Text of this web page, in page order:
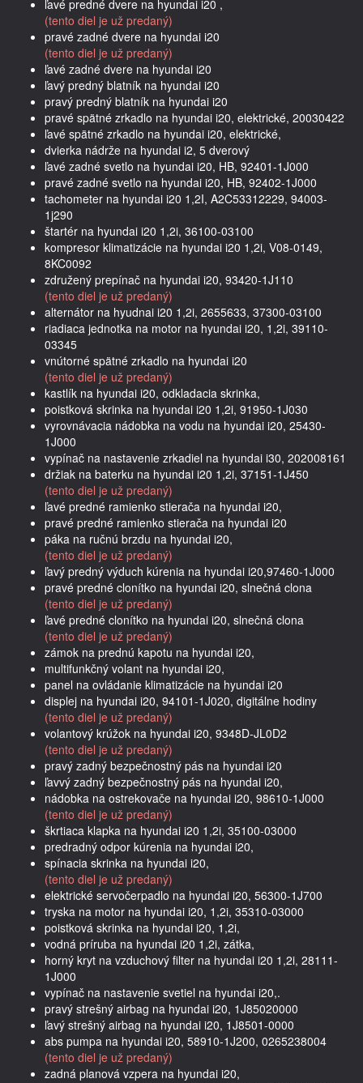
ľavé predné dvere na hyundai i20 ,
(tento diel je už predaný)
pravé zadné dvere na hyundai i20
(tento diel je už predaný)
ľavé zadné dvere na hyundai i20
ľavý predný blatník na hyundai i20
pravý predný blatník na hyundai i20
pravé spätné zrkadlo na hyundai i20, elektrické, 20030422
ľavé spätné zrkadlo na hyundai i20, elektrické,
dvierka nádrže na hyundai i2, 5 dverový
ľavé zadné svetlo na hyundai i20, HB, 92401-1J000
pravé zadné svetlo na hyundai i20, HB, 92402-1J000
tachometer na hyundai i20 1,2I, A2C53312229, 94003-
1j290
štartér na hyundai i20 1,2i, 36100-03100
kompresor klimatizácie na hyundai i20 1,2i, V08-0149,
8KC0092
združený prepínač na hyundai i20, 93420-1J110
(tento diel je už predaný)
alternátor na hyudnai i20 1,2i, 2655633, 37300-03100
riadiaca jednotka na motor na hyundai i20, 1,2i, 39110-
03345
vnútorné spätné zrkadlo na hyundai i20
(tento diel je už predaný)
kastlík na hyundai i20, odkladacia skrinka,
poistková skrinka na hyundai i20 1,2i, 91950-1J030
vyrovnávacia nádobka na vodu na hyundai i20, 25430-
1J000
vypínač na nastavenie zrkadiel na hyundai i30, 202008161
držiak na baterku na hyundai i20 1,2i, 37151-1J450
(tento diel je už predaný)
ľavé predné ramienko stierača na hyundai i20,
pravé predné ramienko stierača na hyundai i20
páka na ručnú brzdu na hyundai i20,
(tento diel je už predaný)
ľavý predný výduch kúrenia na hyundai i20,97460-1J000
pravé predné clonítko na hyundai i20, slnečná clona
(tento diel je už predaný)
ľavé predné clonítko na hyundai i20, slnečná clona
(tento diel je už predaný)
zámok na prednú kapotu na hyundai i20,
multifunkčný volant na hyundai i20,
panel na ovládanie klimatizácie na hyundai i20
displej na hyundai i20, 94101-1J020, digitálne hodiny
(tento diel je už predaný)
volantový krúžok na hyundai i20, 9348D-JL0D2
(tento diel je už predaný)
pravý zadný bezpečnostný pás na hyundai i20
ľavvý zadný bezpečnostný pás na hyundai i20,
nádobka na ostrekovače na hyundai i20, 98610-1J000
(tento diel je už predaný)
škrtiaca klapka na hyundai i20 1,2i, 35100-03000
predradný odpor kúrenia na hyundai i20,
spínacia skrinka na hyundai i20,
(tento diel je už predaný)
elektrické servočerpadlo na hyundai i20, 56300-1J700
tryska na motor na hyundai i20, 1,2i, 35310-03000
poistková skrinka na hyundai i20, 1,2i,
vodná príruba na hyundai i20 1,2i, zátka,
horný kryt na vzduchový filter na hyundai i20 1,2i, 28111-
1J000
vypínač na nastavenie svetiel na hyundai i20,.
pravý strešný airbag na hyundai i20, 1J85020000
ľavý strešný airbag na hyundai i20, 1J8501-0000
abs pumpa na hyundai i20, 58910-1J200, 0265238004
(tento diel je už predaný)
zadná planová vzpera na hyundai i20,